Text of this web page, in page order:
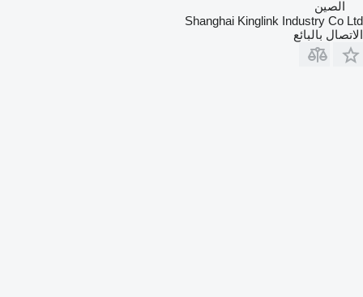
الصين
Shanghai Kinglink Industry Co Ltd
الاتصال بالبائع